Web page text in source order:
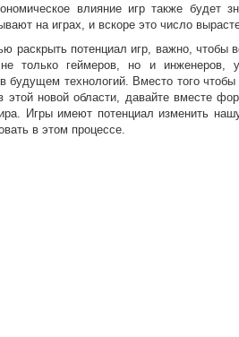
влияние игр также будет
на играх, и вскоре это число
раскрыть потенциал игр, важно, чтобы
только геймеров, но и инженеров,
будущем технологий. Вместо того
этой новой области, давайте вместе
Игры имеют потенциал изменить
в этом процессе.